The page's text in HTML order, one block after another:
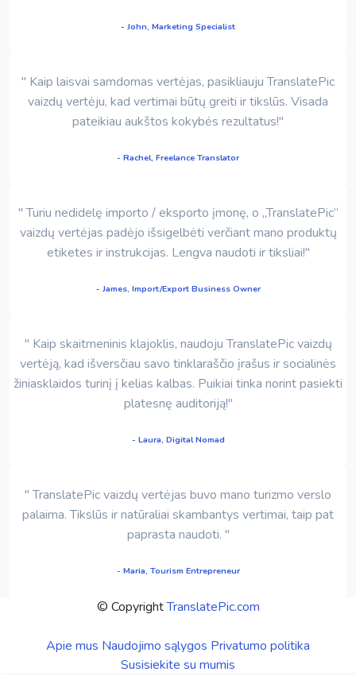
- John, Marketing Specialist
" Kaip laisvai samdomas vertėjas, pasikliauju TranslatePic
vaizdų vertėju, kad vertimai būtų greiti ir tikslūs. Visada
pateikiau aukštos kokybės rezultatus!"
- Rachel, Freelance Translator
" Turiu nedidelę importo / eksporto įmonę, o „TranslatePic“
vaizdų vertėjas padėjo išsigelbėti verčiant mano produktų
etiketes ir instrukcijas. Lengva naudoti ir tiksliai!"
- James, Import/Export Business Owner
" Kaip skaitmeninis klajoklis, naudoju TranslatePic vaizdų
vertėją, kad išversčiau savo tinklaraščio įrašus ir socialinės
žiniasklaidos turinį į kelias kalbas. Puikiai tinka norint pasiekti
platesnę auditoriją!"
- Laura, Digital Nomad
" TranslatePic vaizdų vertėjas buvo mano turizmo verslo
palaima. Tikslūs ir natūraliai skambantys vertimai, taip pat
paprasta naudoti. "
- Maria, Tourism Entrepreneur
© CopyrightTranslatePic.com
Apie mus Naudojimo sąlygos Privatumo politika
Susisiekite su mumis